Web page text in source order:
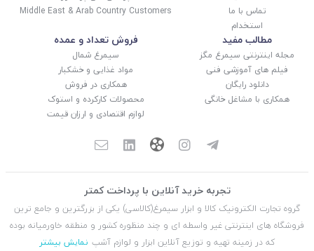
تماس با ما
استخدام
Middle East & Arab Country Customers
مطالب مفید
مجله اینترنتی سیمرغ مگز
فیلم های آموزشی فنی
دانلود رایگان
همکاری با مشاغل خانگی
فروش تعداد و عمده
سیمرغ شمال
مواد غذایی و خشکبار
همکاری در فروش
محصولات کارکرده و استوک
لوازم اقتصادی و ارزان قیمت
تجربه خرید آنلاین با پرداخت کمتر
گروه تجارت الکترونیک کالا و ابزار سیمرغ(کالاسی) یکی از بزرگترین و جامع ترین
فروشگاه های اینترنتی غیر واسطه ای و چند منظوره کشور و منطقه خاورمیانه بوده
که در زمینه تهیه و توزیع آنلاین ابزار و لوازم آشپ نمایش بیشتر